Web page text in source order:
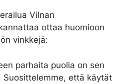
Vilnan
ottaa huomioon
vinkkejä:
parhaita puolia on sen
Suosittelemme, että käytät